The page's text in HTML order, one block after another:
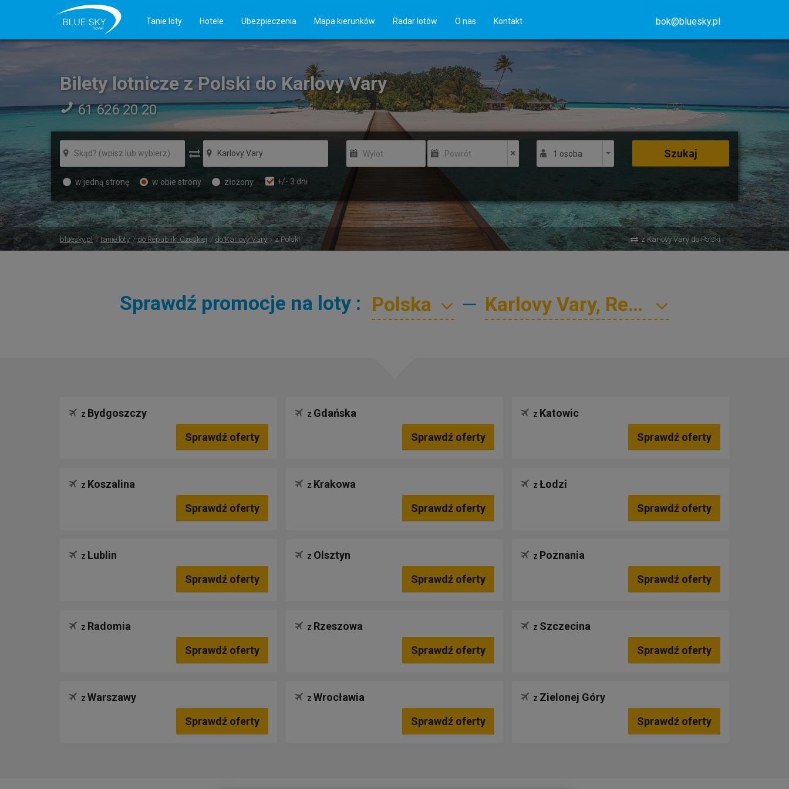
Tanie loty Hotele Ubezpieczenia Mapa kierunków Radar lotów O nas Kontakt bok@bluesky.pl
Bilety lotnicze z Polski do Karlovy Vary
61 626 20 20
Wylot Powrót 1 osoba
w jedną stronę w obie strony złożony +/- 3 dni
Szukaj
bluesky.pl tanie loty do Republiki Czeskiej do Karlovy Vary z Polski z Karlovy Vary do Polski
Sprawdź promocje na loty : —
z Bydgoszczy
Sprawdź oferty
z Gdańska
Sprawdź oferty
z Katowic
Sprawdź oferty
z Koszalina
Sprawdź oferty
z Krakowa
Sprawdź oferty
z Łodzi
Sprawdź oferty
z Lublin
Sprawdź oferty
z Olsztyn
Sprawdź oferty
z Poznania
Sprawdź oferty
z Radomia
Sprawdź oferty
z Rzeszowa
Sprawdź oferty
z Szczecina
Sprawdź oferty
z Warszawy
Sprawdź oferty
z Wrocławia
Sprawdź oferty
z Zielonej Góry
Sprawdź oferty